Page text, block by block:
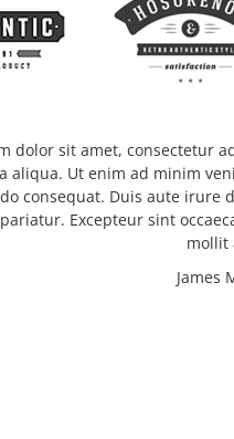
dolor sit amet, consectetur
aliqua. Ut enim ad minim
consequat. Duis aute
Excepteur sint
mollit
James